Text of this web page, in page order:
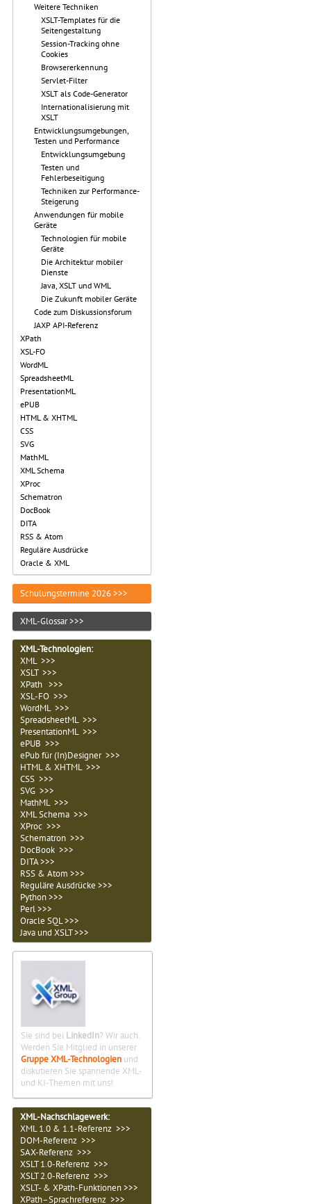
Weitere Techniken
XSLT-Templates für die
Seitengestaltung
Session-Tracking ohne
Cookies
Browsererkennung
Servlet-Filter
XSLT als Code-Generator
Internationalisierung mit
XSLT
Entwicklungsumgebungen,
Testen und Performance
Entwicklungsumgebung
Testen und
Fehlerbeseitigung
Techniken zur Performance-
Steigerung
Anwendungen für mobile
Geräte
Technologien für mobile
Geräte
Die Architektur mobiler
Dienste
Java, XSLT und WML
Die Zukunft mobiler Geräte
Code zum Diskussionsforum
JAXP API-Referenz
XPath
XSL-FO
WordML
SpreadsheetML
PresentationML
ePUB
HTML & XHTML
CSS
SVG
MathML
XML Schema
XProc
Schematron
DocBook
DITA
RSS & Atom
Reguläre Ausdrücke
Oracle & XML
Schulungstermine 2026 >>>
XML-Glossar >>>
XML-Technologien:
XML >>>
XSLT >>>
XPath >>>
XSL-FO >>>
WordML >>>
SpreadsheetML >>>
PresentationML >>>
ePUB >>>
ePub für (In)Designer >>>
HTML & XHTML >>>
CSS >>>
SVG >>>
MathML >>>
XML Schema >>>
XProc >>>
Schematron >>>
DocBook >>>
DITA >>>
RSS & Atom >>>
Reguläre Ausdrücke >>>
Python >>>
Perl >>>
Oracle SQL >>>
Java und XSLT >>>
Sie sind bei LinkedIn? Wir auch.
Werden Sie Mitglied in unserer
Gruppe XML-Technologien und
diskutieren Sie spannende XML-
und KI-Themen mit uns!
XML-Nachschlagewerk:
XML 1.0 & 1.1-Referenz >>>
DOM-Referenz >>>
SAX-Referenz >>>
XSLT 1.0-Referenz >>>
XSLT 2.0-Referenz >>>
XSLT- & XPath-Funktionen >>>
XPath–Sprachreferenz >>>